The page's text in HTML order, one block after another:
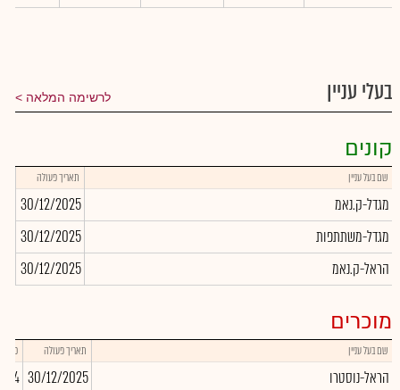
בעלי עניין לרשימה המלאה
קונים
שם בעל עניין תאריך פעולה
מגדל-ק.נאמ 30/12/2025
מגדל-משתתפות
30/12/2025
הראל-ק.נאמ
30/12/2025
מוכרים
שם בעל עניין תאריך פעולה כמות
הראל-נוסטרו 30/12/2025